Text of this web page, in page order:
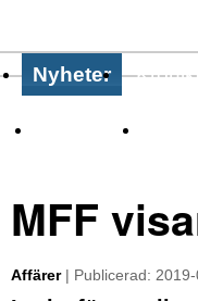
Nyheter
MFF
Affärer| Publicerad: